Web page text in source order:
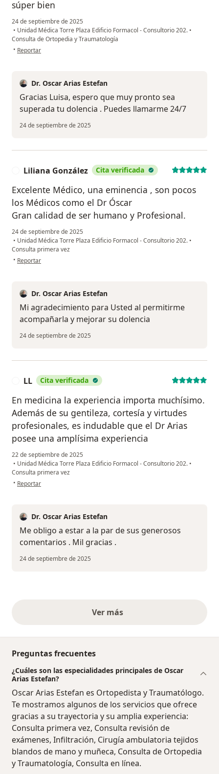
súper bien
24 de septiembre de 2025
• Unidad Médica Torre Plaza Edificio Formacol - Consultorio 202. •
Consulta de Ortopedia y Traumatología
• en opinión del usuario Luisa
Reportar
Dr. Oscar Arias Estefan
Gracias Luisa, espero que muy pronto sea
superada tu dolencia . Puedes llamarme 24/7
24 de septiembre de 2025
Liliana González Cita verificada
Excelente Médico, una eminencia , son pocos
los Médicos como el Dr Óscar
Gran calidad de ser humano y Profesional.
24 de septiembre de 2025
• Unidad Médica Torre Plaza Edificio Formacol - Consultorio 202. •
Consulta primera vez
• en opinión del usuario Liliana González
Reportar
Dr. Oscar Arias Estefan
Mi agradecimiento para Usted al permitirme
acompañarla y mejorar su dolencia
24 de septiembre de 2025
LL Cita verificada
En medicina la experiencia importa muchísimo.
Además de su gentileza, cortesía y virtudes
profesionales, es indudable que el Dr Arias
posee una amplísima experiencia
22 de septiembre de 2025
• Unidad Médica Torre Plaza Edificio Formacol - Consultorio 202. •
Consulta primera vez
• en opinión del usuario LL
Reportar
Dr. Oscar Arias Estefan
Me obligo a estar a la par de sus generosos
comentarios . Mil gracias .
24 de septiembre de 2025
Ver másopiniones anteriores
Preguntas frecuentes
¿Cuáles son las especialidades principales de Oscar
Arias Estefan?
Oscar Arias Estefan es Ortopedista y Traumatólogo.
Te mostramos algunos de los servicios que ofrece
gracias a su trayectoria y su amplia experiencia:
Consulta primera vez, Consulta revisión de
exámenes, Infiltración, Cirugía ambulatoria tejidos
blandos de mano y muñeca, Consulta de Ortopedia
y Traumatología, Consulta en línea.